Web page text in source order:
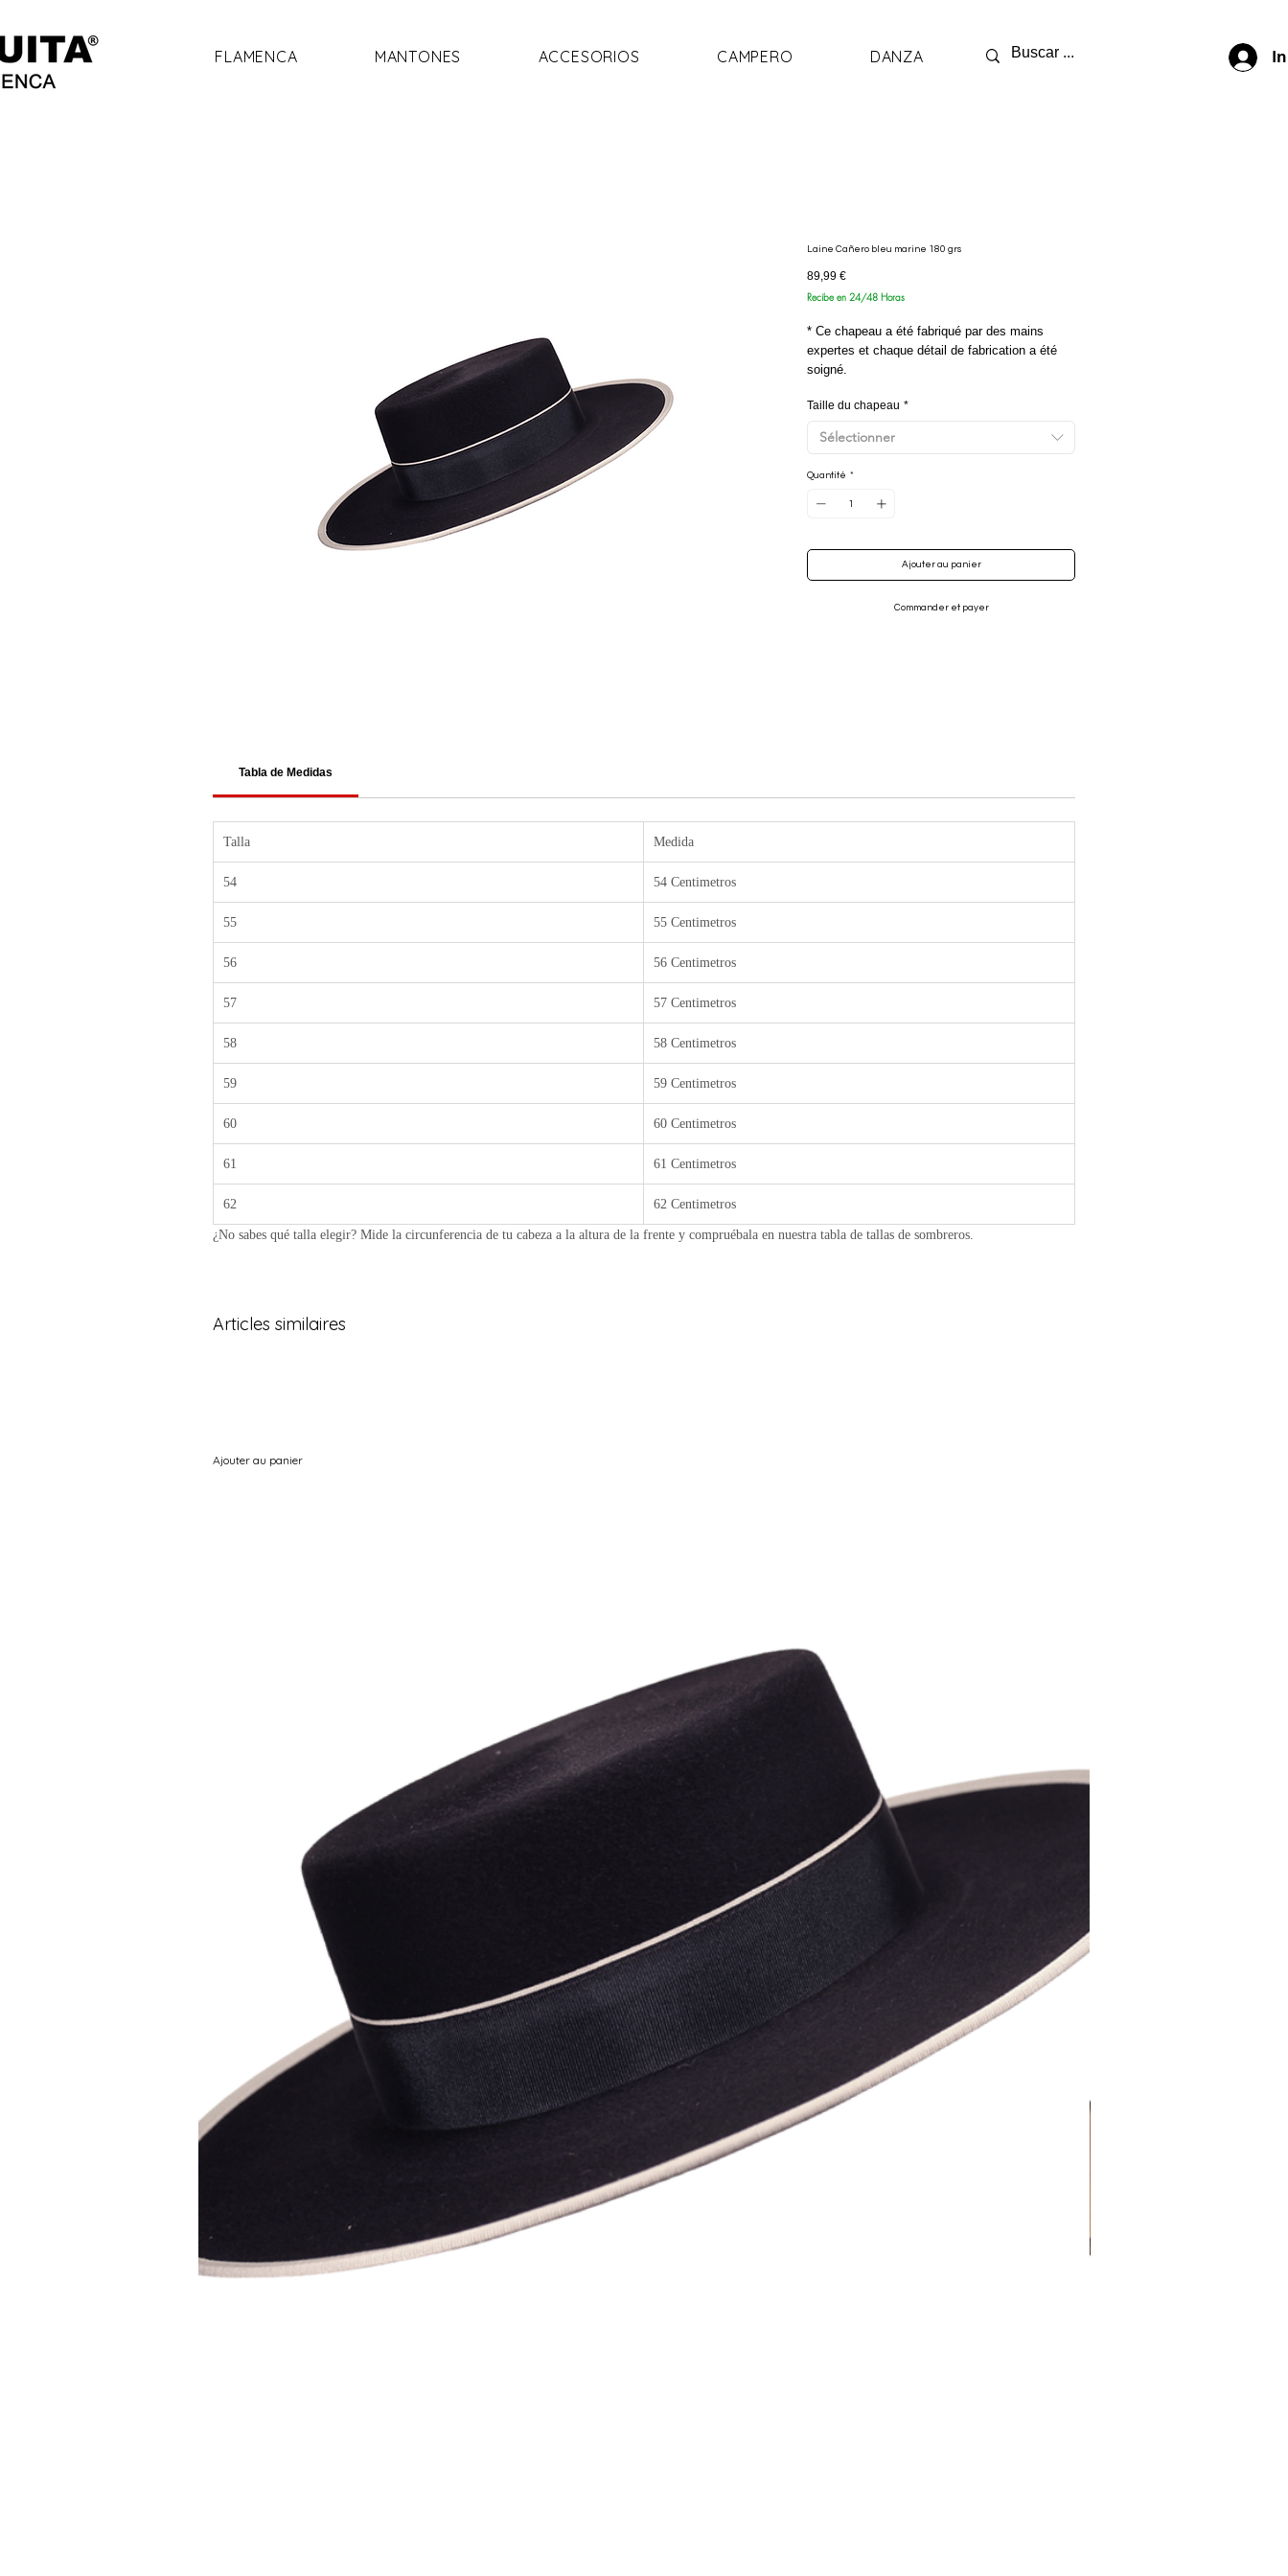
FLAMENCA MANTONES ACCESORIOS CAMPERO DANZA
Laine Cañero bleu marine 180 grs
89,99 €Prix
Recibe en 24/48 Horas
* Ce chapeau a été fabriqué par des mains
expertes et chaque détail de fabrication a été
soigné.
haute qualité, doublure en satin supplémentaire
et peau de chamois en cuir écologique.
* Hauteur de la tasse 10 cm, largeur du bord 9,5
* Tous nos produits sont entièrement fabriqués
à la main en Espagne
Taille du chapeau *
Sélectionner
Quantité *
Ajouter au panier
Commander et payer
Tabla de Medidas
Talla Medida
54 54 Centimetros
55 55 Centimetros
56 56 Centimetros
57 57 Centimetros
58 58 Centimetros
59 59 Centimetros
60 60 Centimetros
61 61 Centimetros
62 62 Centimetros
¿No sabes qué talla elegir? Mide la circunferencia de tu cabeza a la altura de la frente y compruébala en nuestra tabla de tallas de sombreros.
Articles similaires
Ajouter au panier